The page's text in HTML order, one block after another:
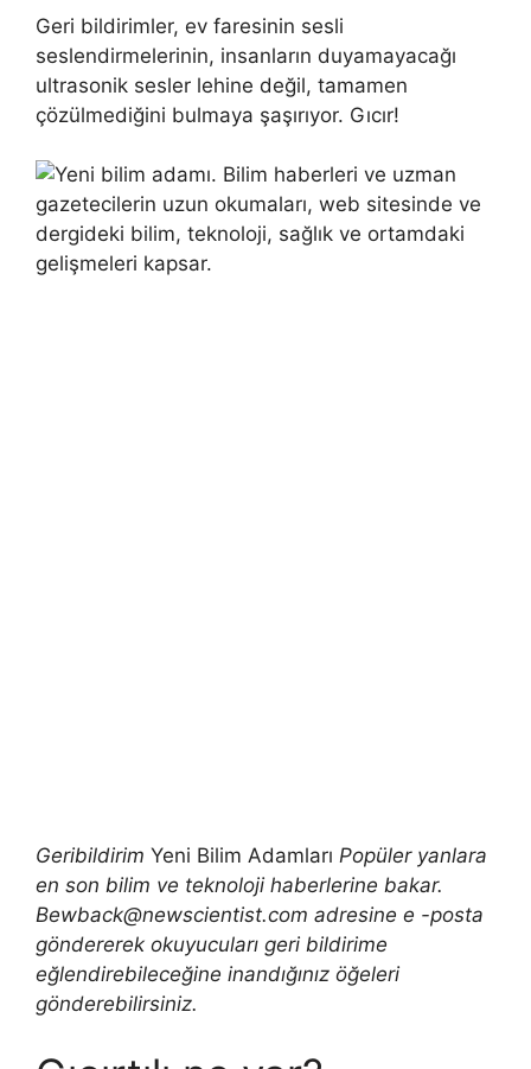
Geri bildirimler, ev faresinin sesli
seslendirmelerinin, insanların duyamayacağı
ultrasonik sesler lehine değil, tamamen
çözülmediğini bulmaya şaşırıyor. Gıcır!
Geribildirim Yeni Bilim Adamları Popüler yanlara
en son bilim ve teknoloji haberlerine bakar.
Bewback@newscientist.com adresine e -posta
göndererek okuyucuları geri bildirime
eğlendirebileceğine inandığınız öğeleri
gönderebilirsiniz.